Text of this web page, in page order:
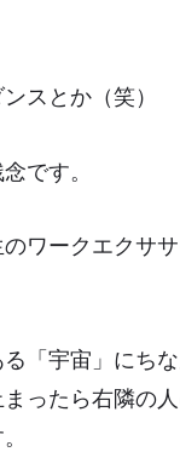
スとか（笑）
です。
ワークエクサ
「宇宙」にち
ったら右隣の